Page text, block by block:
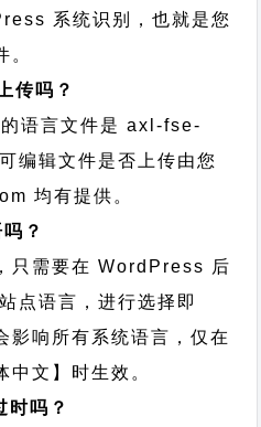
系统识别，也就是您
。
传吗？
语言文件是 axl-fse-
编辑文件是否上传由您
均有提供。
？
只需要在 WordPress 后
点语言，进行选择即
影响所有系统语言，仅在
中文】时生效。
吗？